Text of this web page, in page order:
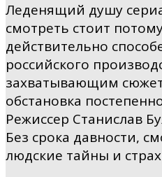
Леденящий душу
смотреть стоит
действительно
российского
захватывающим
обстановка
Режиссер Станислав
Без срока давности,
людские тайны и